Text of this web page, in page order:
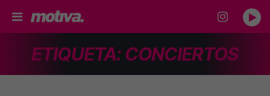
ETIQUETA: CONCIERTOS